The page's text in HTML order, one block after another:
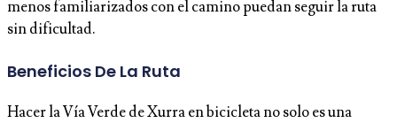
menos familiarizados con el camino puedan seguir la ruta
sin dificultad.
Beneficios De La Ruta
Hacer la Vía Verde de Xurra en bicicleta no solo es una